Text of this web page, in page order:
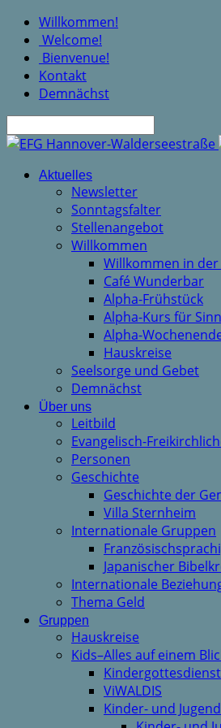
Willkommen!
Welcome!
Bienvenue!
Kontakt
Demnächst
Aktuelles
Newsletter
Sonntagsfalter
Stellenangebot
Willkommen
Willkommen in
Café Wunderbar
Alpha-Frühstück
Alpha-Kurs für
Alpha-
Hauskreise
Seelsorge und Gebet
Demnächst
Über uns
Leitbild
Evangelisch-
Personen
Geschichte
Geschichte der
Villa Sternheim
Internationale Gruppen
Japanischer
Internationale
Thema Geld
Gruppen
Hauskreise
Kids–Alles auf einem
ViWALDIS
Kinder- und